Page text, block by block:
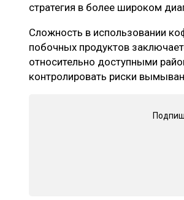
стратегия в более широком
Сложность в использовании
побочных продуктов
относительно доступными
контролировать риски